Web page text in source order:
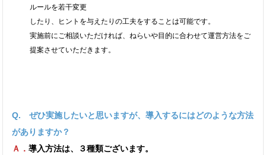
ルールを若干変更
したり、ヒントを与えたりの工夫をすることは可能です。
実施前にご相談いただければ、ねらいや目的に合わせて運営方法をご
提案させていただきます。
Q. ぜひ実施したいと思いますが、導入するにはどのような方法
がありますか？
Ａ．導入方法は、３種類ございます。